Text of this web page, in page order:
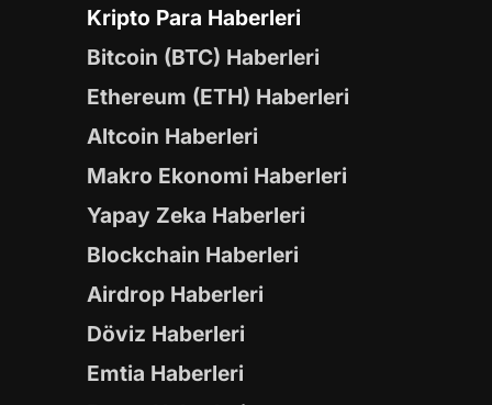
Kripto Para Haberleri
Bitcoin (BTC) Haberleri
Ethereum (ETH) Haberleri
Altcoin Haberleri
Makro Ekonomi Haberleri
Yapay Zeka Haberleri
Blockchain Haberleri
Airdrop Haberleri
Döviz Haberleri
Emtia Haberleri